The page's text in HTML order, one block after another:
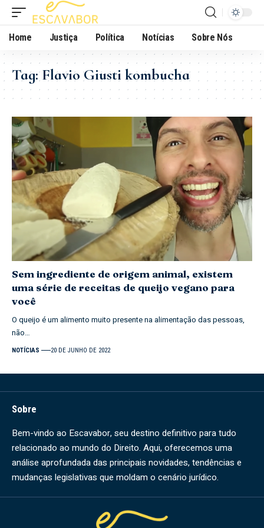
Home Justiça Política Notícias Sobre Nós
Tag:Flavio Giusti kombucha
Sem ingrediente de origem animal, existem
uma série de receitas de queijo vegano para
você
O queijo é um alimento muito presente na alimentação das pessoas,
não…
NOTÍCIAS 20 DE JUNHO DE 2022
Sobre
Bem-vindo ao Escavabor, seu destino definitivo para tudo
relacionado ao mundo do Direito. Aqui, oferecemos uma
análise aprofundada das principais novidades, tendências e
mudanças legislativas que moldam o cenário jurídico.